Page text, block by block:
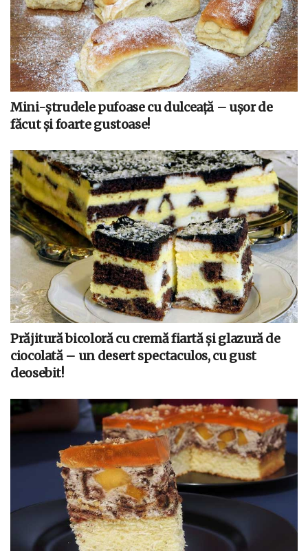
Mini-ștrudele pufoase cu dulceață – ușor de
făcut și foarte gustoase!
Prăjitură bicoloră cu cremă fiartă și glazură de
ciocolată – un desert spectaculos, cu gust
deosebit!